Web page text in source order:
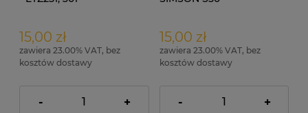
15,00 zł
zawiera 23.00% VAT, bez
kosztów dostawy
- +
15,00 zł
zawiera 23.00% VAT, bez
kosztów dostawy
- +